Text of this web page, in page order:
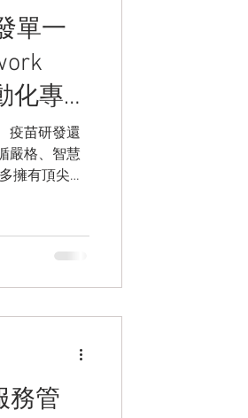
單一
化專案
疫苗研發還
嚴格、智慧
誤差與資料
務管